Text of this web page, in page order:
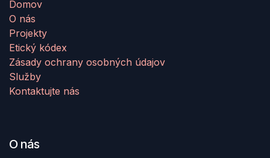
Domov
O nás
Projekty
Etický kódex
Zásady ochrany osobných údajov
Služby
Kontaktujte nás
O nás